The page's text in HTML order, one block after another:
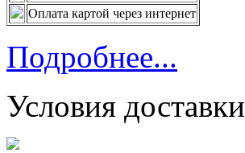
Оплата картой через интернет
Подробнее...
Условия доставки